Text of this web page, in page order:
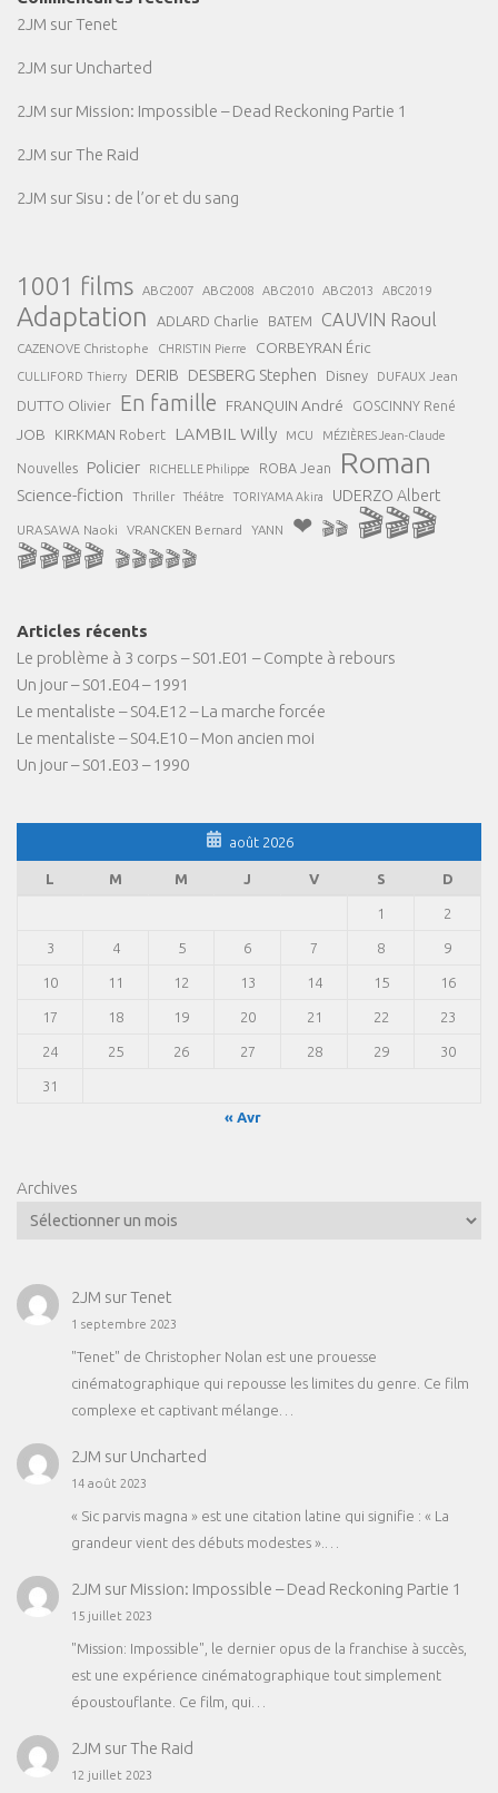
2JM surTenet
2JM sur Uncharted
2JM sur Mission: Impossible – Dead Reckoning Partie 1
2JM surThe Raid
2JM sur Sisu : de l’or et du sang
1001 films ABC2007 ABC2008 ABC2010 ABC2013 ABC2019
Adaptation ADLARD Charlie BATEM CAUVIN Raoul
CAZENOVE Christophe CHRISTIN Pierre CORBEYRAN Éric
CULLIFORD Thierry DERIB DESBERG Stephen Disney DUFAUX Jean
DUTTO Olivier En famille FRANQUIN André GOSCINNY René
JOB KIRKMAN Robert LAMBIL Willy MCU MÉZIÈRES Jean-Claude
Nouvelles Policier RICHELLE Philippe ROBA Jean Roman
Science-fiction Thriller Théâtre TORIYAMA Akira UDERZO Albert
URASAWA Naoki VRANCKEN Bernard YANN ❤ 🎬🎬 🎬🎬🎬
🎬🎬🎬🎬 🎬🎬🎬🎬🎬
Articles récents
Le problème à 3 corps – S01.E01 – Compte à rebours
Un jour – S01.E04 – 1991
Le mentaliste – S04.E12 – La marche forcée
Le mentaliste – S04.E10 – Mon ancien moi
Un jour – S01.E03 – 1990
août 2026
L M M J V S D
1 2
3 4 5 6 7 8 9
10 11 12 13 14 15 16
17 18 19 20 21 22 23
24 25 26 27 28 29 30
31
« Avr
Archives
2JM surTenet
1 septembre 2023
"Tenet" de Christopher Nolan est une prouesse
cinématographique qui repousse les limites du genre. Ce film
complexe et captivant mélange…
2JM sur Uncharted
14 août 2023
« Sic parvis magna » est une citation latine qui signifie : « La
grandeur vient des débuts modestes ».…
2JM sur Mission: Impossible – Dead Reckoning Partie 1
15 juillet 2023
"Mission: Impossible", le dernier opus de la franchise à succès,
est une expérience cinématographique tout simplement
époustouflante. Ce film, qui…
2JM surThe Raid
12 juillet 2023